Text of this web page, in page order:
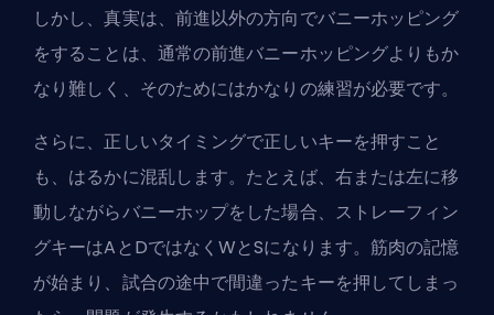
しかし、真実は、前進以外の方向でバニーホッピング
をすることは、通常の前進バニーホッピングよりもか
なり難しく、そのためにはかなりの練習が必要です。
さらに、正しいタイミングで正しいキーを押すこと
も、はるかに混乱します。たとえば、右または左に移
動しながらバニーホップをした場合、ストレーフィン
グキーはAとDではなくWとSになります。筋肉の記憶
が始まり、試合の途中で間違ったキーを押してしまっ